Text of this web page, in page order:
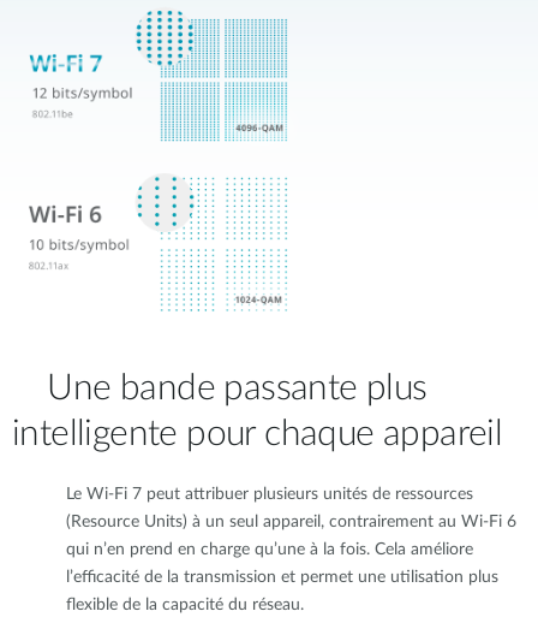
Une bande passante plus
intelligente pour chaque appareil
Le Wi-Fi 7 peut attribuer plusieurs unités de ressources
(Resource Units) à un seul appareil, contrairement au Wi-Fi 6
qui n’en prend en charge qu’une à la fois. Cela améliore
l’efficacité de la transmission et permet une utilisation plus
flexible de la capacité du réseau.